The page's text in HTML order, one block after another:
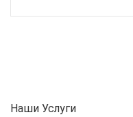
Наши Услуги